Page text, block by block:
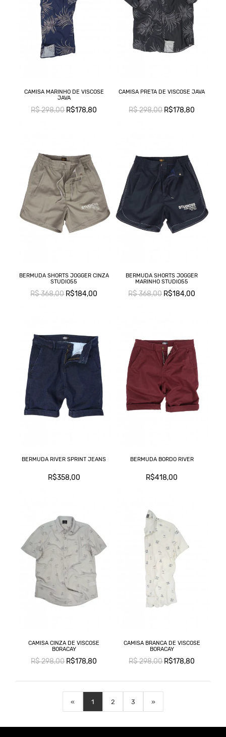
CAMISA MARINHO DE VISCOSE
JAVA
R$ 298,00R$178,80
CAMISA PRETA DE VISCOSE JAVA
R$ 298,00R$178,80
BERMUDA SHORTS JOGGER CINZA
STUDIO55
R$ 368,00R$184,00
BERMUDA SHORTS JOGGER
MARINHO STUDIO55
R$ 368,00R$184,00
BERMUDA RIVER SPRINT JEANS
R$358,00
BERMUDA BORDO RIVER
R$418,00
CAMISA CINZA DE VISCOSE
BORACAY
R$ 298,00R$178,80
CAMISA BRANCA DE VISCOSE
BORACAY
R$ 298,00R$178,80
« 1 2 3 »